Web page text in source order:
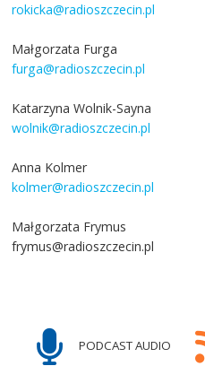
rokicka@radioszczecin.pl
Małgorzata Furga
furga@radioszczecin.pl
Katarzyna Wolnik-Sayna
wolnik@radioszczecin.pl
Anna Kolmer
kolmer@radioszczecin.pl
Małgorzata Frymus
frymus@radioszczecin.pl
PODCAST AUDIO